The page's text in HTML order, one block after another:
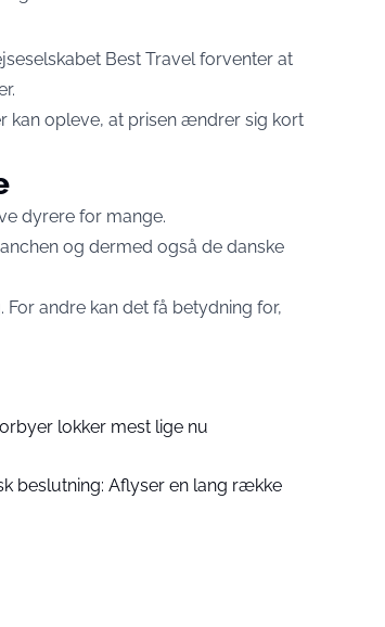
Best Travel forventer at
kan opleve, at prisen ændrer sig kort
dyrere for mange.
og dermed også de danske
andre kan det få betydning for,
lokker mest lige nu
beslutning: Aflyser en lang række